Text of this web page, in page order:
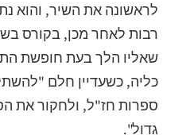
לראשונה את השיר, והוא
רבות לאחר מכן, בקורס
שאליו הלך בעת חופשת
כליה, כשעדיין חלם
ספרות חז"ל, ולחקור את
גדול".